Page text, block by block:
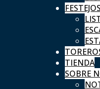
FESTEJOS
TIENDA
SOBRE